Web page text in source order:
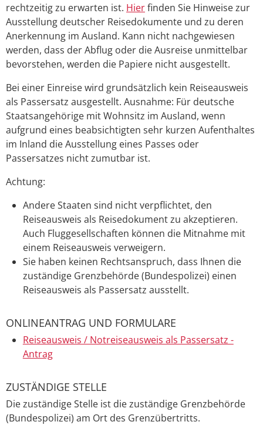
rechtzeitig zu erwarten ist. Hierfinden Sie Hinweise zur
Ausstellung deutscher Reisedokumente und zu deren
Anerkennung im Ausland. Kann nicht nachgewiesen
werden, dass der Abflug oder die Ausreise unmittelbar
bevorstehen, werden die Papiere nicht ausgestellt.
Bei einer Einreise wird grundsätzlich kein Reiseausweis
als Passersatz ausgestellt. Ausnahme: Für deutsche
Staatsangehörige mit Wohnsitz im Ausland, wenn
aufgrund eines beabsichtigten sehr kurzen Aufenthaltes
im Inland die Ausstellung eines Passes oder
Passersatzes nicht zumutbar ist.
Achtung:
Andere Staaten sind nicht verpflichtet, den
Reiseausweis als Reisedokument zu akzeptieren.
Auch Fluggesellschaften können die Mitnahme mit
einem Reiseausweis verweigern.
Sie haben keinen Rechtsanspruch, dass Ihnen die
zuständige Grenzbehörde (Bundespolizei) einen
Reiseausweis als Passersatz ausstellt.
ONLINEANTRAG UND FORMULARE
Reiseausweis / Notreiseausweis als Passersatz -
Antrag
ZUSTÄNDIGE STELLE
Die zuständige Stelle ist die zuständige Grenzbehörde
(Bundespolizei) am Ort des Grenzübertritts.